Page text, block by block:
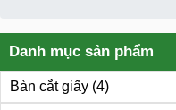
Danh mục sản phẩm
Bàn cắt giấy (4)